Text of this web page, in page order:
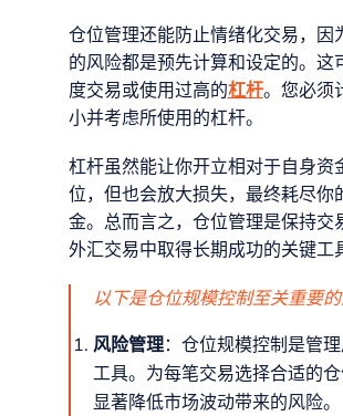
仓位管理还能防止情绪化交易，因
的风险都是预先计算和设定的。这
度交易或使用过高的杠杆。您必须
小并考虑所使用的杠杆。
杠杆虽然能让你开立相对于自身资
位，但也会放大损失，最终耗尽你
金。总而言之，仓位管理是保持交
外汇交易中取得长期成功的关键工
以下是仓位规模控制至关重要的
风险管理：仓位规模控制是管
工具。为每笔交易选择合适的
显著降低市场波动带来的风险。